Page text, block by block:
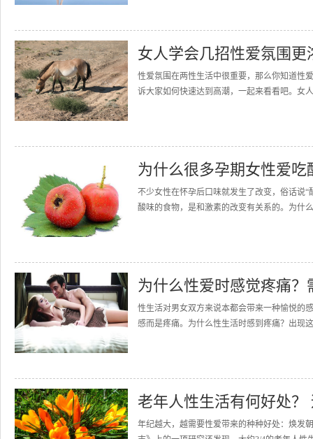
女人学会几招性爱氛围更
性爱氛围在两性生活中很重要，那么你知道性
诉大家如何快速达到高潮，一起来看看吧。女
为什么很多孕期女性爱
不少女性在怀孕后口味就发生了改变，俗话说
酸味的食物，是和激素的改变有关系的。为什
为什么性爱时感觉疼痛
性生活对男女双方来说本都会带来一种愉悦的
感而是疼痛。为什么性生活时感到疼痛？出现
老年人性生活有何好处
年纪越大，越需要性爱带来的种种好处：焕发